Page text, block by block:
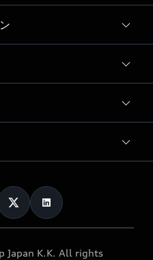
Japan K.K. All rights